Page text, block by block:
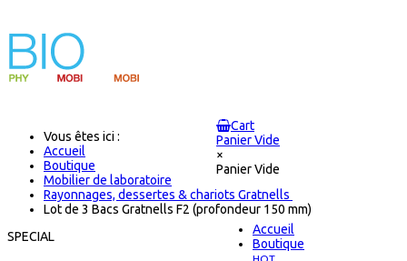
Cart
Panier Vide
×
Panier Vide
Accueil
Boutique
Vous êtes ici :
Accueil
Boutique
Mobilier de laboratoire
Rayonnages, dessertes & chariots Gratnells
Lot de 3 Bacs Gratnells F2 (profondeur 150 mm)
SPECIAL